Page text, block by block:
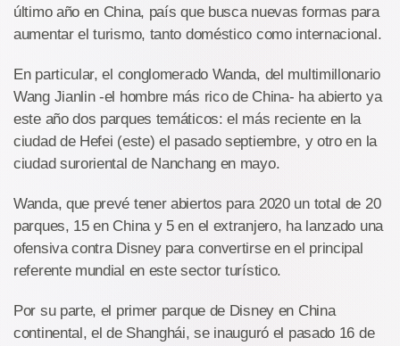
último año en China, país que busca nuevas formas para
aumentar el turismo, tanto doméstico como internacional.
En particular, el conglomerado Wanda, del multimillonario
Wang Jianlin -el hombre más rico de China- ha abierto ya
este año dos parques temáticos: el más reciente en la
ciudad de Hefei (este) el pasado septiembre, y otro en la
ciudad suroriental de Nanchang en mayo.
Wanda, que prevé tener abiertos para 2020 un total de 20
parques, 15 en China y 5 en el extranjero, ha lanzado una
ofensiva contra Disney para convertirse en el principal
referente mundial en este sector turístico.
Por su parte, el primer parque de Disney en China
continental, el de Shanghái, se inauguró el pasado 16 de